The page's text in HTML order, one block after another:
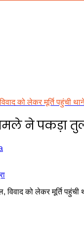
को लेकर मूर्ति पहुंची
ने पकड़ा